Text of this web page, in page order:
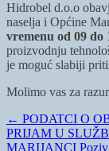
Hidrobel d.o.o
naselja i Općine
vremenu od 09 do
proizvodnju
je moguć slabiji
Molimo vas za
← PODATCI O
PRIJAM U
MARIJANCI